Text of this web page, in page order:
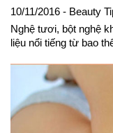
10/11/2016 - Beauty
Nghệ tươi, bột nghệ
liệu nổi tiếng từ bao